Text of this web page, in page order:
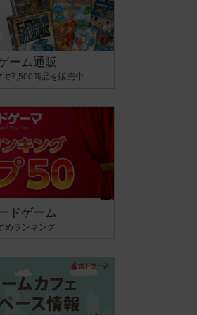
ーム通販
7,500商品を販売中
ドゲーム
めランキング